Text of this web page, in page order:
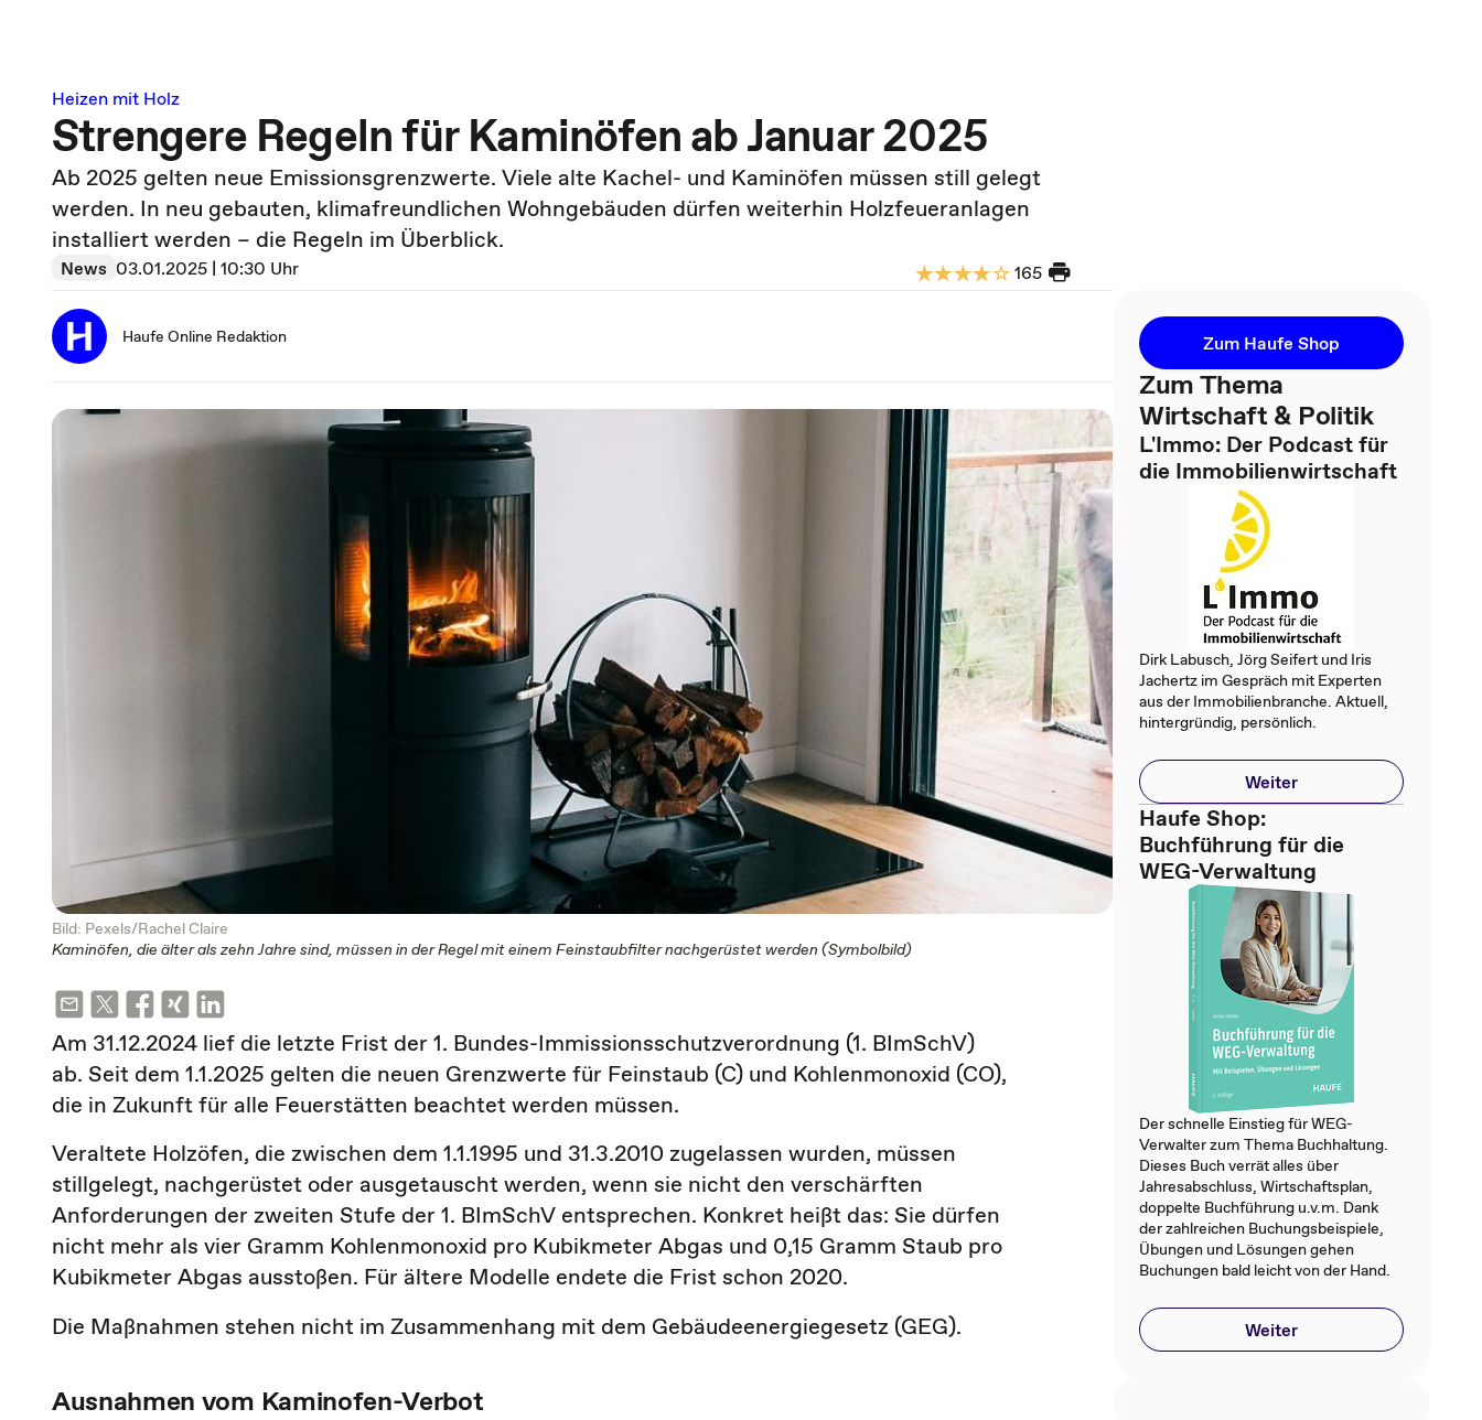
Heizen mit Holz
Strengere Regeln für Kaminöfen ab Januar 2025
Ab 2025 gelten neue Emissionsgrenzwerte. Viele alte Kachel- und Kaminöfen müssen still gelegt
werden. In neu gebauten, klimafreundlichen Wohngebäuden dürfen weiterhin Holzfeueranlagen
installiert werden – die Regeln im Überblick.
News 03.01.2025 | 10:30 Uhr 165
Haufe Online Redaktion
Bild: Pexels/Rachel Claire
Kaminöfen, die älter als zehn Jahre sind, müssen in der Regel mit einem Feinstaubfilter nachgerüstet werden (Symbolbild)
Am 31.12.2024 lief die letzte Frist der 1. Bundes-Immissionsschutzverordnung (1. BImSchV)
ab. Seit dem 1.1.2025 gelten die neuen Grenzwerte für Feinstaub (C) und Kohlenmonoxid (CO),
die in Zukunft für alle Feuerstätten beachtet werden müssen.
Veraltete Holzöfen, die zwischen dem 1.1.1995 und 31.3.2010 zugelassen wurden, müssen
stillgelegt, nachgerüstet oder ausgetauscht werden, wenn sie nicht den verschärften
Anforderungen der zweiten Stufe der 1. BImSchV entsprechen. Konkret heißt das: Sie dürfen
nicht mehr als vier Gramm Kohlenmonoxid pro Kubikmeter Abgas und 0,15 Gramm Staub pro
Kubikmeter Abgas ausstoßen. Für ältere Modelle endete die Frist schon 2020.
Die Maßnahmen stehen nicht im Zusammenhang mit dem Gebäudeenergiegesetz (GEG).
Ausnahmen vom Kaminofen-Verbot
Zum Haufe Shop
Zum Thema
Wirtschaft & Politik
L'Immo: Der Podcast für
die Immobilienwirtschaft
Dirk Labusch, Jörg Seifert und Iris
Jachertz im Gespräch mit Experten
aus der Immobilienbranche. Aktuell,
hintergründig, persönlich.
Weiter
Haufe Shop:
Buchführung für die
WEG-Verwaltung
Der schnelle Einstieg für WEG-
Verwalter zum Thema Buchhaltung.
Dieses Buch verrät alles über
Jahresabschluss, Wirtschaftsplan,
doppelte Buchführung u.v.m. Dank
der zahlreichen Buchungsbeispiele,
Übungen und Lösungen gehen
Buchungen bald leicht von der Hand.
Weiter